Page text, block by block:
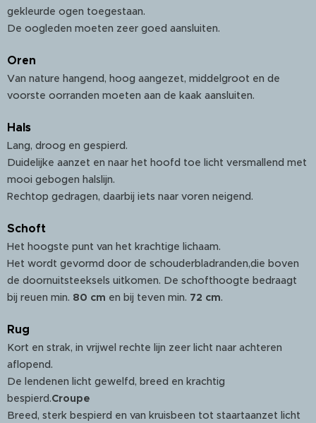
gekleurde ogen toegestaan.
De oogleden moeten zeer goed aansluiten.
Oren
Van nature hangend, hoog aangezet, middelgroot en de
voorste oorranden moeten aan de kaak aansluiten.
Hals
Lang, droog en gespierd.
Duidelijke aanzet en naar het hoofd toe licht versmallend met
mooi gebogen halslijn.
Rechtop gedragen, daarbij iets naar voren neigend.
Schoft
Het hoogste punt van het krachtige lichaam.
Het wordt gevormd door de schouderbladranden,die boven
de doornuitsteeksels uitkomen. De schofthoogte bedraagt
bij reuen min. 80 cm en bij teven min. 72 cm.
Rug
Kort en strak, in vrijwel rechte lijn zeer licht naar achteren
aflopend.
De lendenen licht gewelfd, breed en krachtig
bespierd.Croupe
Breed, sterk bespierd en van kruisbeen tot staartaanzet licht